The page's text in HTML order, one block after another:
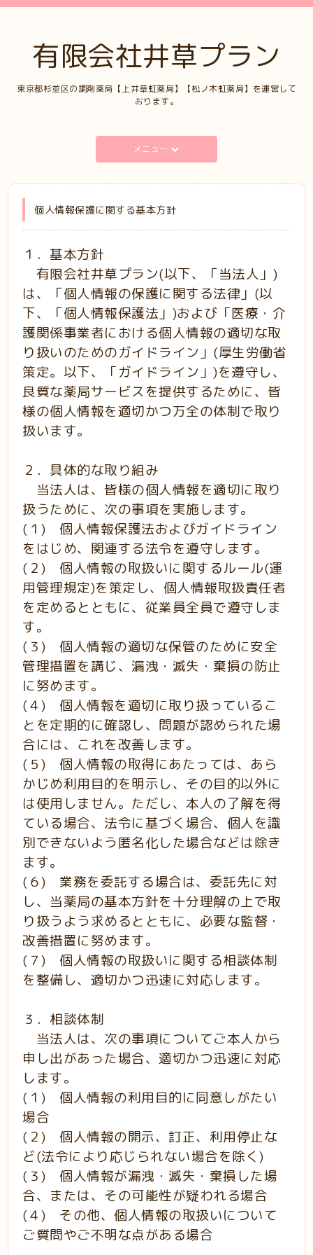
有限会社井草プラン
東京都杉並区の調剤薬局【上井草虹薬局】【松ノ木虹薬局】を運営して
おります。
メニュー
個人情報保護に関する基本方針
１．基本方針
有限会社井草プラン(以下、「当法人」)
は、「個人情報の保護に関する法律」(以
下、「個人情報保護法」)および「医療・介
護関係事業者における個人情報の適切な取
り扱いのためのガイドライン」(厚生労働省
策定。以下、「ガイドライン」)を遵守し、
良質な薬局サービスを提供するために、皆
様の個人情報を適切かつ万全の体制で取り
扱います。
２．具体的な取り組み
当法人は、皆様の個人情報を適切に取り
扱うために、次の事項を実施します。
(１) 個人情報保護法およびガイドライン
をはじめ、関連する法令を遵守します。
(２) 個人情報の取扱いに関するルール(運
用管理規定)を策定し、個人情報取扱責任者
を定めるとともに、従業員全員で遵守しま
す。
(３) 個人情報の適切な保管のために安全
管理措置を講じ、漏洩・滅失・棄損の防止
に努めます。
(４) 個人情報を適切に取り扱っているこ
とを定期的に確認し、問題が認められた場
合には、これを改善します。
(５) 個人情報の取得にあたっては、あら
かじめ利用目的を明示し、その目的以外に
は使用しません。 ただし、本人の了解を得
ている場合、法令に基づく場合、個人を識
別できないよう匿名化した場合などは除き
ます。
(６) 業務を委託する場合は、委託先に対
し、当薬局の基本方針を十分理解の上で取
り扱うよう求めるとともに、必要な監督・
改善措置に努めます。
(７) 個人情報の取扱いに関する相談体制
を整備し、適切かつ迅速に対応します。
３．相談体制
当法人は、次の事項についてご本人から
申し出があった場合、適切かつ迅速に対応
します。
(１) 個人情報の利用目的に同意しがたい
場合
(２) 個人情報の開示、訂正、利用停止な
ど(法令により応じられない場合を除く)
(３) 個人情報が漏洩・滅失・棄損した場
合、または、その可能性が疑われる場合
(４) その他、個人情報の取扱いについて
ご質問やご不明な点がある場合